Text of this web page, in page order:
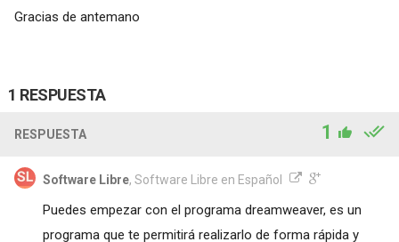
Gracias de antemano
1 RESPUESTA
RESPUESTA 1
Software Libre, Software Libre en Español
Puedes empezar con el programa dreamweaver, es un
programa que te permitirá realizarlo de forma rápida y